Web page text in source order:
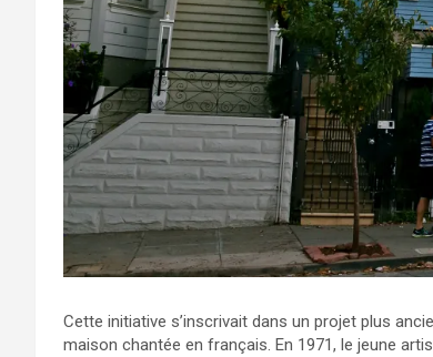
Cette initiative s’inscrivait dans un projet plus
maison chantée en français. En 1971, le jeune